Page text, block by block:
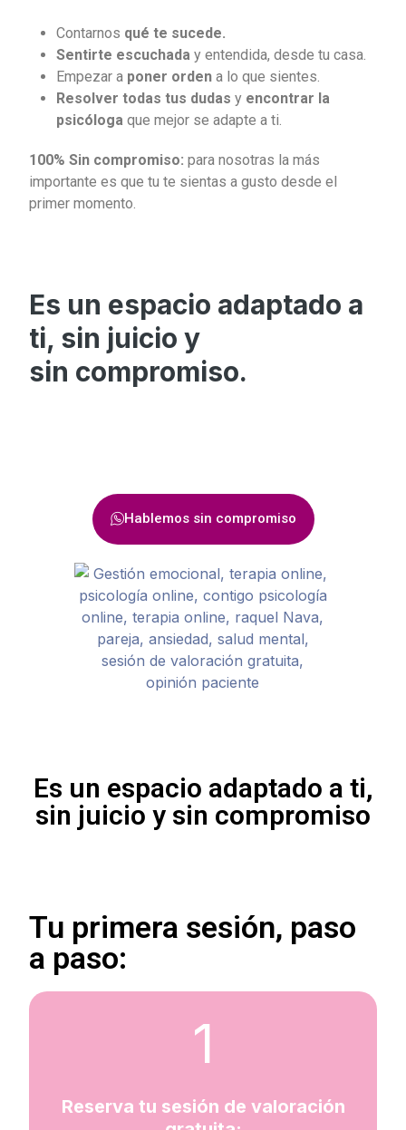
Contarnos qué te sucede.
Sentirte escuchada y entendida, desde tu casa.
Empezar a poner orden a lo que sientes.
Resolver todas tus dudas y encontrar la
psicóloga que mejor se adapte a ti.
100% Sin compromiso: para nosotras la más
importante es que tu te sientas a gusto desde el
primer momento.
Es un espacio adaptado a
ti, sin juicio y
sin compromiso.
Hablemos sin compromiso
Es un espacio adaptado a ti,
sin juicio y sin compromiso
Tu primera sesión, paso
a paso:
1
Reserva tu sesión de valoración